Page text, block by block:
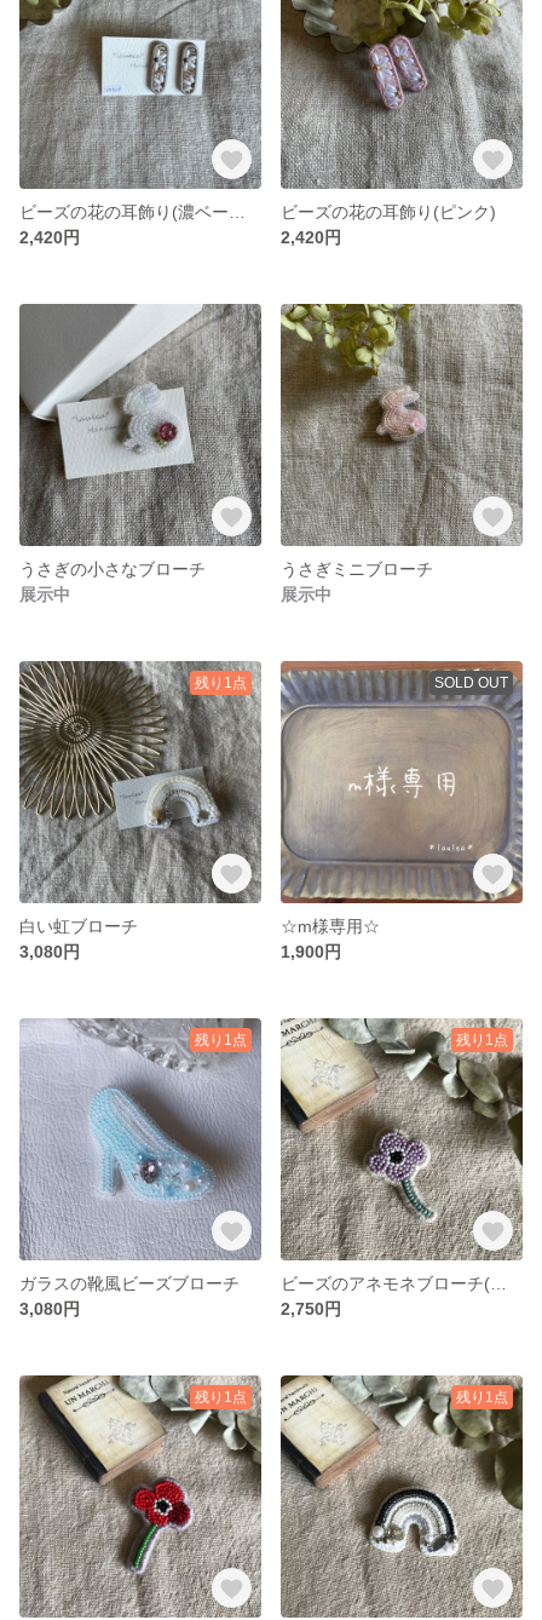
2,420円
ビーズの花の耳飾り(ピンク)
2,420円
うさぎの小さなブローチ
展示中
うさぎミニブローチ
展示中
残り1点
白い虹ブローチ
3,080円
SOLD OUT
☆m様専用☆
1,900円
残り1点
ガラスの靴風ビーズブローチ
3,080円
残り1点
2,750円
残り1点 残り1点